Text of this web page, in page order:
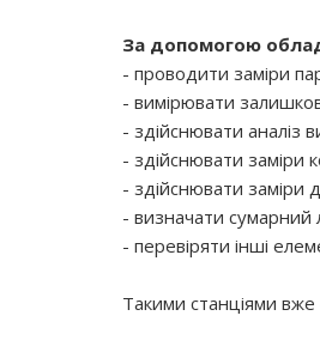
За допомогою
- проводити заміри
- вимірювати
- здійснювати аналіз
- здійснювати заміри
- здійснювати заміри
- визначати сумарний
- перевіряти інші
Такими станціями вже